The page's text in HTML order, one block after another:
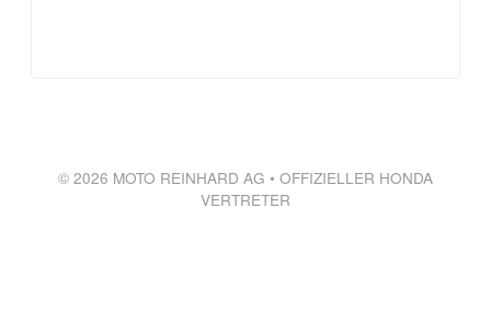
© 2026 MOTO REINHARD AG • OFFIZIELLER HONDA
VERTRETER